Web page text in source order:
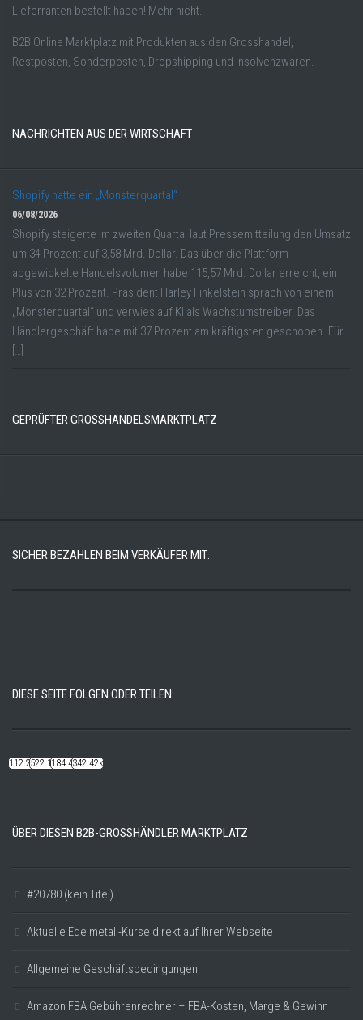
Lieferranten bestellt haben! Mehr nicht.
B2B Online Marktplatz mit Produkten aus den Grosshandel,
Restposten, Sonderposten, Dropshipping und Insolvenzwaren.
NACHRICHTEN AUS DER WIRTSCHAFT
Shopify hatte ein „Monsterquartal“
06/08/2026
Shopify steigerte im zweiten Quartal laut Pressemitteilung den Umsatz
um 34 Prozent auf 3,58 Mrd. Dollar. Das über die Plattform
abgewickelte Handelsvolumen habe 115,57 Mrd. Dollar erreicht, ein
Plus von 32 Prozent. Präsident Harley Finkelstein sprach von einem
„Monsterquartal“ und verwies auf KI als Wachstumstreiber. Das
Händlergeschäft habe mit 37 Prozent am kräftigsten geschoben. Für
[…]
GEPRÜFTER GROSSHANDELSMARKTPLATZ
SICHER BEZAHLEN BEIM VERKÄUFER MIT:
DIESE SEITE FOLGEN ODER TEILEN:
112.22k522.14k184.48k342.42k
ÜBER DIESEN B2B-GROSSHÄNDLER MARKTPLATZ
#20780 (kein Titel)
Aktuelle Edelmetall-Kurse direkt auf Ihrer Webseite
Allgemeine Geschäftsbedingungen
Amazon FBA Gebührenrechner – FBA-Kosten, Marge & Gewinn